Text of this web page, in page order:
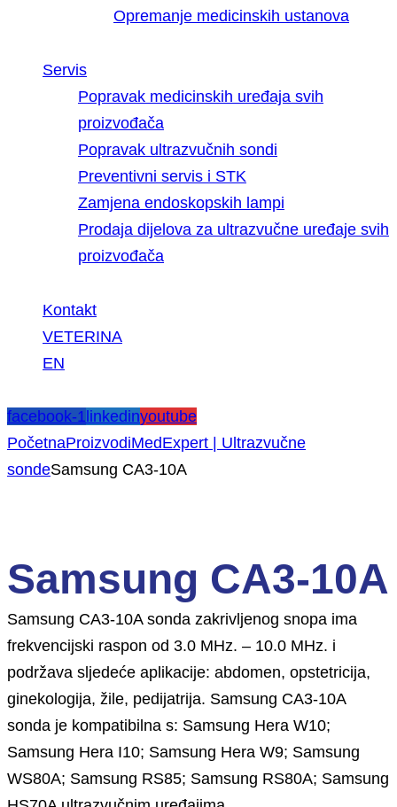
Opremanje medicinskih ustanova
Servis
Popravak medicinskih uređaja svih
proizvođača
Popravak ultrazvučnih sondi
Preventivni servis i STK
Zamjena endoskopskih lampi
Prodaja dijelova za ultrazvučne uređaje svih
proizvođača
Kontakt
VETERINA
EN
facebook-1 linkedinyoutube
PočetnaProizvodiMedExpert | Ultrazvučne
sondeSamsung CA3-10A
Samsung CA3-10A
Samsung CA3-10A sonda zakrivljenog snopa ima
frekvencijski raspon od 3.0 MHz. – 10.0 MHz. i
podržava sljedeće aplikacije: abdomen, opstetricija,
ginekologija, žile, pedijatrija. Samsung CA3-10A
sonda je kompatibilna s: Samsung Hera W10;
Samsung Hera I10; Samsung Hera W9; Samsung
WS80A; Samsung RS85; Samsung RS80A; Samsung